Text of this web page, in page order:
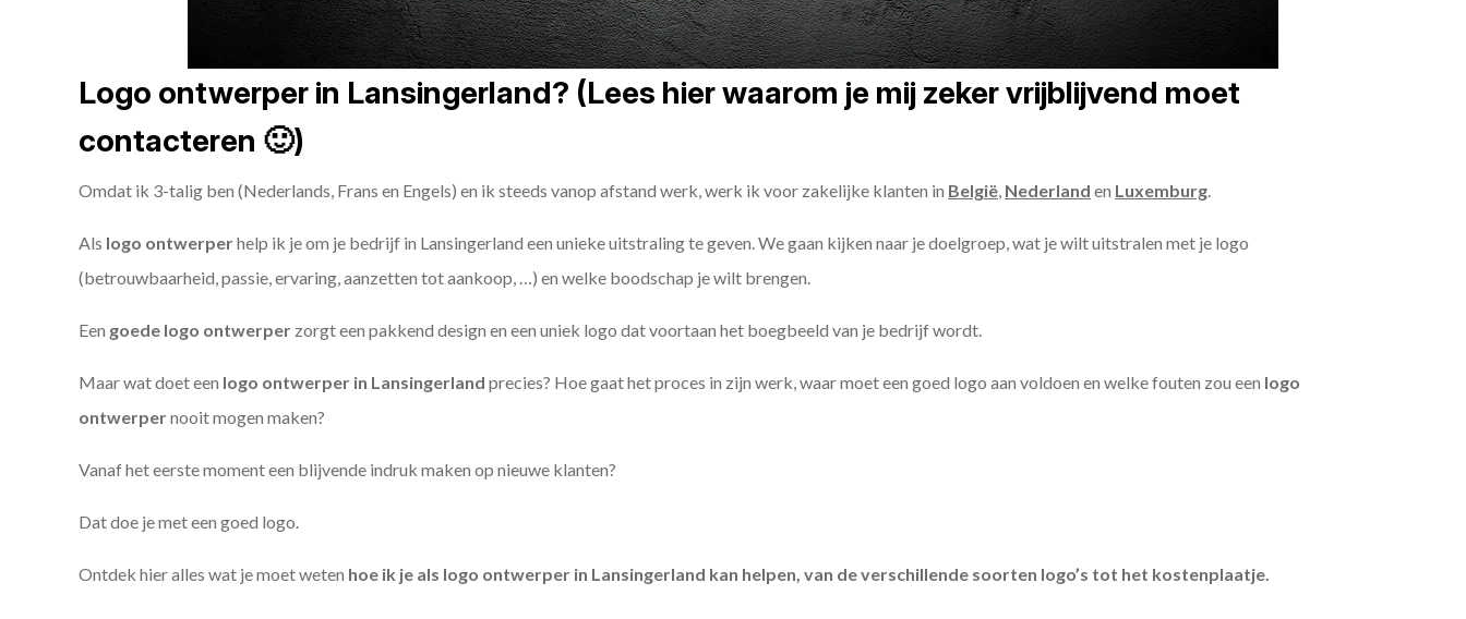
Logo ontwerper in Lansingerland? (Lees hier waarom je mij zeker vrijblijvend moet
contacteren 🙂)
Omdat ik 3-talig ben (Nederlands, Frans en Engels) en ik steeds vanop afstand werk, werk ik voor zakelijke klanten in België, Nederland en Luxemburg.
Als logo ontwerperhelp ik je om je bedrijf in Lansingerland een unieke uitstraling te geven. We gaan kijken naar je doelgroep, wat je wilt uitstralen met je logo
(betrouwbaarheid, passie, ervaring, aanzetten tot aankoop, …) en welke boodschap je wilt brengen.
Een goede logo ontwerper zorgt een pakkend design en een uniek logo dat voortaan het boegbeeld van je bedrijf wordt.
Maar wat doet een logo ontwerper in Lansingerland precies? Hoe gaat het proces in zijn werk, waar moet een goed logo aan voldoen en welke fouten zou een logo
ontwerpernooit mogen maken?
Vanaf het eerste moment een blijvende indruk maken op nieuwe klanten?
Dat doe je met een goed logo.
Ontdek hier alles wat je moet weten hoe ik je als logo ontwerper in Lansingerland kan helpen, van de verschillende soorten logo’s tot het kostenplaatje.